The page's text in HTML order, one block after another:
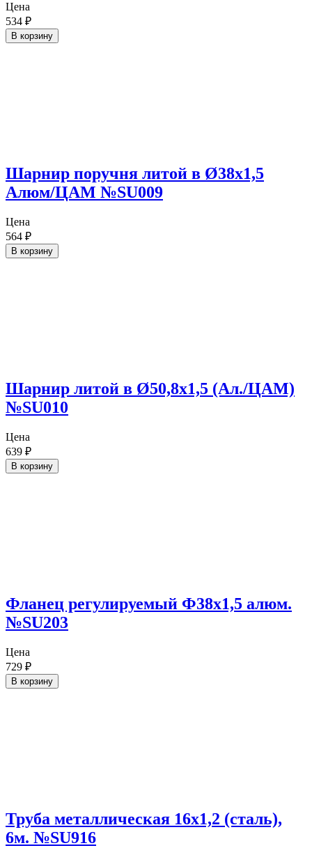
Цена
534 ₽
В корзину
Шарнир поручня литой в Ø38х1,5
Алюм/ЦАМ №SU009
Цена
564 ₽
В корзину
Шарнир литой в Ø50,8х1,5 (Ал./ЦАМ)
№SU010
Цена
639 ₽
В корзину
Фланец регулируемый Ф38х1,5 алюм.
№SU203
Цена
729 ₽
В корзину
Труба металлическая 16х1,2 (сталь),
6м. №SU916